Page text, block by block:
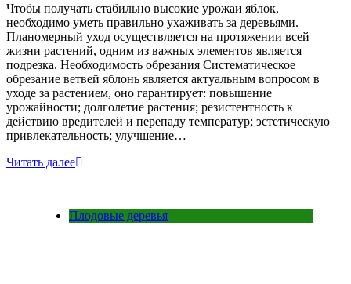
Чтобы получать стабильно высокие урожаи яблок,
необходимо уметь правильно ухаживать за деревьями.
Планомерный уход осуществляется на протяжении всей
жизни растений, одним из важных элементов является
подрезка. Необходимость обрезания Систематическое
обрезание ветвей яблонь является актуальным вопросом в
уходе за растением, оно гарантирует: повышение
урожайности; долголетие растения; резистентность к
действию вредителей и перепаду температур; эстетическую
привлекательность; улучшение…
Читать далее
Плодовые деревья